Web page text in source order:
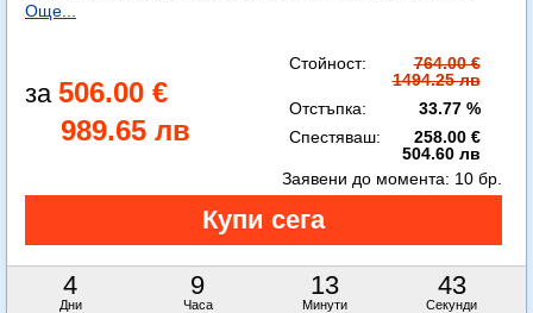
Още...
506.00 €
989.65 лв
Стойност:
764.00 €
1494.25 лв
Отстъпка:
33.77 %
Спестяваш:
258.00 €
504.60 лв
4
Дни
9
Часа
13
Минути
41
Секунди
Заявени до момента: 10 бр.